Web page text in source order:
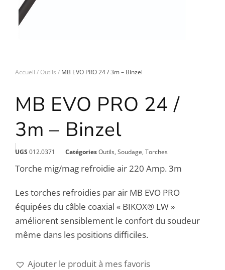
Accueil Outils MB EVO PRO 24 / 3m – Binzel
MB EVO PRO 24 /
3m – Binzel
UGS 012.0371 CatégoriesOutils, Soudage, Torches
Torche mig/mag refroidie air 220 Amp. 3m
Les torches refroidies par air MB EVO PRO
équipées du câble coaxial « BIKOX® LW »
améliorent sensiblement le confort du soudeur
même dans les positions difficiles.
Ajouter le produit à mes favoris